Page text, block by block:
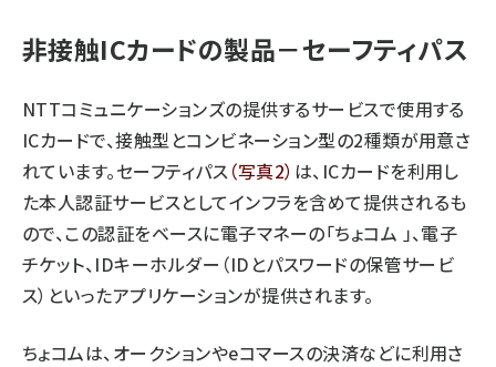
非接触ICカードの製品－セーフティパス
NTTコミュニケーションズの提供するサービスで使用する
ICカードで、接触型とコンビネーション型の2種類が用意さ
れています。セーフティパス（写真2） は、ICカードを利用し
た本人認証サービスとしてインフラを含めて提供されるも
ので、この認証をベースに電子マネーの「ちょコム 」、電子
チケット、IDキーホルダー（IDとパスワードの保管サービ
ス）といったアプリケーションが提供されます。
ちょコムは、オークションやeコマースの決済などに利用さ